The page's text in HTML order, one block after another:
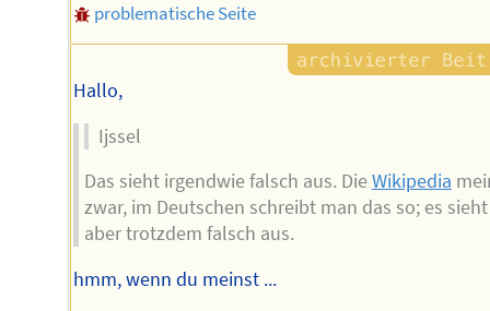
problematische Seite
Hallo,
Ijssel
Das sieht irgendwie falsch aus. DieWikipedia
zwar, im Deutschen schreibt man das so; es sieht
aber trotzdem falsch aus.
hmm, wenn du meinst ...